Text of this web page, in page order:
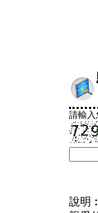
請輸入
說明︰